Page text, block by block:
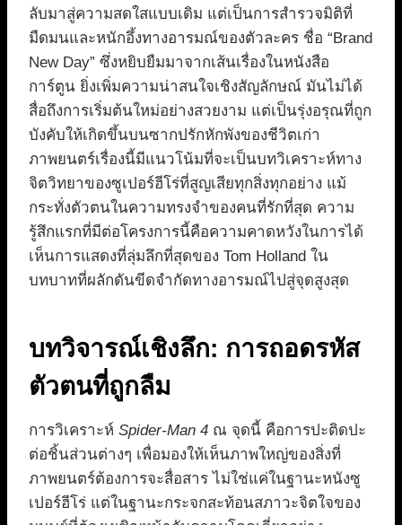
ลับมาสู่ความสดใสแบบเดิม แต่เป็นการสำรวจมิติที่
มืดมนและหนักอึ้งทางอารมณ์ของตัวละคร ชื่อ “Brand
New Day” ซึ่งหยิบยืมมาจากเส้นเรื่องในหนังสือ
การ์ตูน ยิ่งเพิ่มความน่าสนใจเชิงสัญลักษณ์ มันไม่ได้
สื่อถึงการเริ่มต้นใหม่อย่างสวยงาม แต่เป็นรุ่งอรุณที่ถูก
บังคับให้เกิดขึ้นบนซากปรักหักพังของชีวิตเก่า
ภาพยนตร์เรื่องนี้มีแนวโน้มที่จะเป็นบทวิเคราะห์ทาง
จิตวิทยาของซูเปอร์ฮีโร่ที่สูญเสียทุกสิ่งทุกอย่าง แม้
กระทั่งตัวตนในความทรงจำของคนที่รักที่สุด ความ
รู้สึกแรกที่มีต่อโครงการนี้คือความคาดหวังในการได้
เห็นการแสดงที่ลุ่มลึกที่สุดของ Tom Holland ใน
บทบาทที่ผลักดันขีดจำกัดทางอารมณ์ไปสู่จุดสูงสุด
บทวิจารณ์เชิงลึก: การถอดรหัส
ตัวตนที่ถูกลืม
การวิเคราะห์ Spider-Man 4 ณ จุดนี้ คือการปะติดปะ
ต่อชิ้นส่วนต่างๆ เพื่อมองให้เห็นภาพใหญ่ของสิ่งที่
ภาพยนตร์ต้องการจะสื่อสาร ไม่ใช่แค่ในฐานะหนังซู
เปอร์ฮีโร่ แต่ในฐานะกระจกสะท้อนสภาวะจิตใจของ